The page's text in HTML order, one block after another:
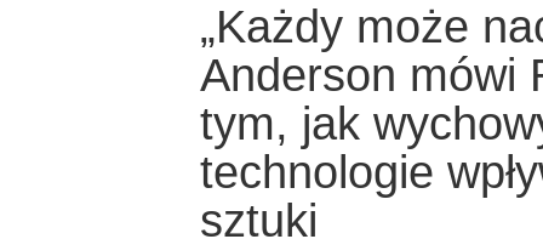
„Każdy może
Anderson mówi
tym, jak
technologie
sztuki